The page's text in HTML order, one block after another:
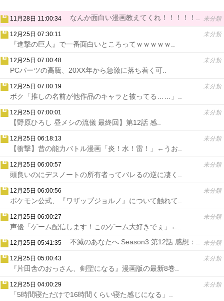
11月28日 11:00:34 未分類
なんか面白い漫画教えてくれ！！！！！..
12月25日 07:30:11 未分類
『進撃の巨人』で一番面白いところってｗｗｗｗｗ..
12月25日 07:00:48 未分類
PCパーツの高騰、20XX年から急激に落ち着く可..
12月25日 07:00:19 未分類
ボク「推しの名前が他作品のキャラと被ってる……」..
12月25日 07:00:01 未分類
【野原ひろし 昼メシの流儀 最終回】第12話 感..
12月25日 06:18:13 未分類
【衝撃】昔の能力バトル漫画「炎！水！雷！」←うお..
12月25日 06:00:57 未分類
頭良いのにデスノートの所有者ってバレるの逆に凄く..
12月25日 06:00:56 未分類
ポケモン公式、『ワザップジョルノ』について触れて..
12月25日 06:00:27 未分類
声優「ゲーム配信します！このゲーム大好きでぇ」←..
12月25日 05:41:35 未分類
不滅のあなたへ Season3 第12話 感想：..
12月25日 05:00:43 未分類
『片田舎のおっさん、剣聖になる』漫画版の最新8巻..
12月25日 04:00:29 未分類
「5時間寝ただけで16時間くらい寝た感じになる」..